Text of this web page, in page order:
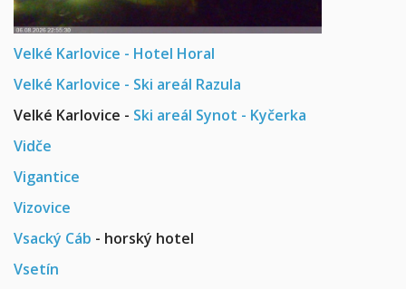
Velké Karlovice - Hotel Horal
Velké Karlovice - Ski areál Razula
Velké Karlovice - Ski areál Synot - Kyčerka
Vidče
Vigantice
Vizovice
Vsacký Cáb - horský hotel
Vsetín